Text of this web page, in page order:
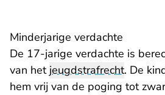
Minderjarige verdachte
De 17-jarige verdachte is
van het jeugdstrafrecht. De
hem vrij van de poging tot